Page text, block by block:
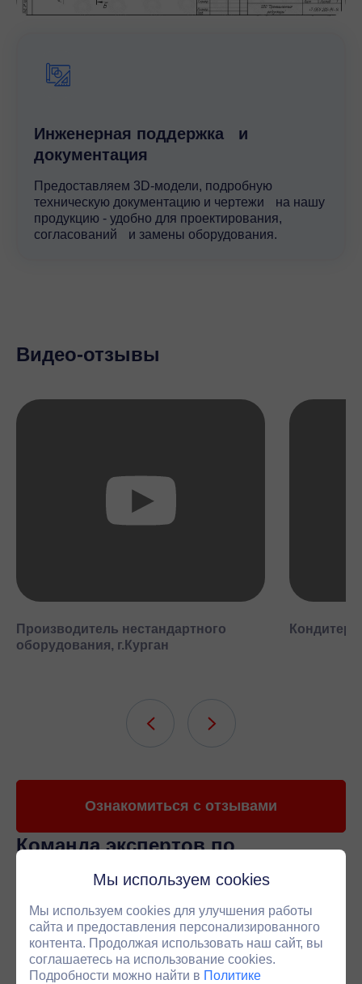
Инженерная поддержка и
документация
Предоставляем 3D-модели, подробную
техническую документацию и чертежи на нашу
продукцию - удобно для проектирования,
согласований и замены оборудования.
Видео-отзывы
Производитель нестандартного
оборудования, г.Курган
Ознакомиться с отзывами
Команда экспертовпо
приводной технике
Наши менеджеры специализируются на подборе
редукторов под ваши задачи. В среднем 4 из 5
технических вопросов вы сможете решить напрямую
с персональным менеджером. Если ситуация требует
более глубокого анализа - мы оперативно
подключаем инженера.
Мы используем cookies
Мы используем cookies для улучшения работы
сайта и предоставления персонализированного
контента. Продолжая использовать наш сайт, вы
соглашаетесь на использование cookies.
Подробности можно найти в Политике